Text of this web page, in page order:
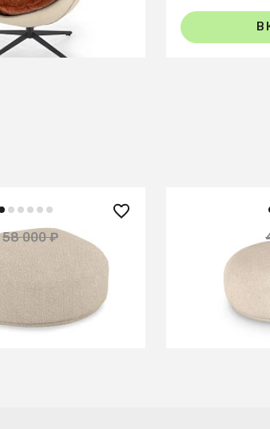
КОРЗИНУ В
58 000 ₽ — 10%
Fabro
КОРЗИНУ
Пуф круглый
В